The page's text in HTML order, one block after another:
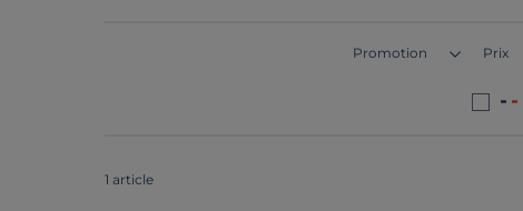
Promotion Prix
1 article